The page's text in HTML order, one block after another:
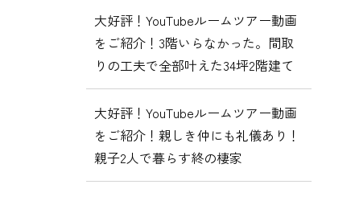
大好評！YouTubeルームツアー動画
をご紹介！3階いらなかった。間取
りの工夫で全部叶えた34坪2階建て
大好評！YouTubeルームツアー動画
をご紹介！親しき仲にも礼儀あり！
親子2人で暮らす終の棲家